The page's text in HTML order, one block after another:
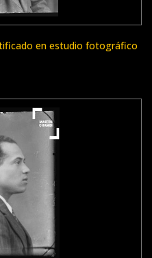
en estudio fotográfico